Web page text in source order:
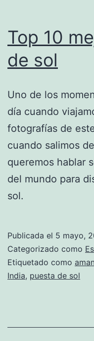
Top 10
de sol
Uno de los
día cuando
fotografías de
cuando salimos
queremos hablar
del mundo para
sol.
Publicada el 5 mayo,
Categorizado como
Etiquetado como
India, puesta de sol